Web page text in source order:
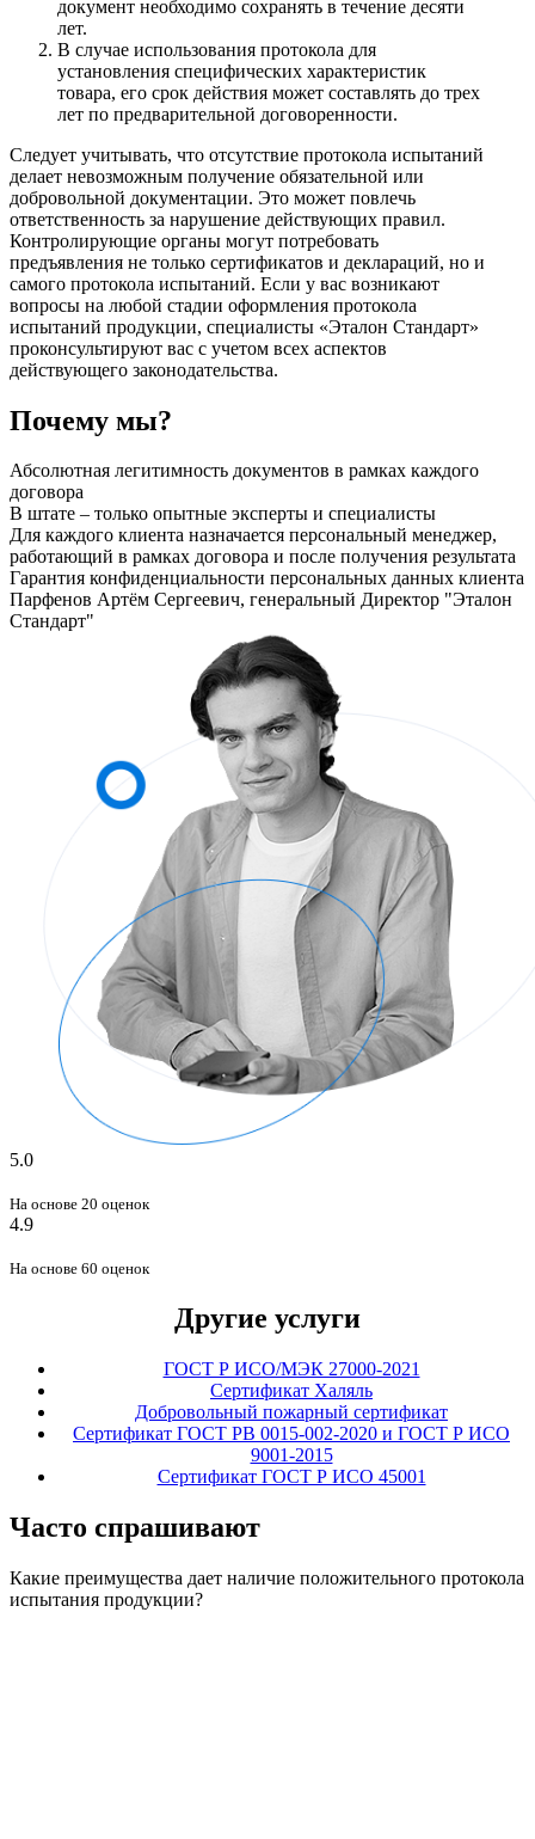
документ необходимо сохранять в течение десяти
лет.
В случае использования протокола для
установления специфических характеристик
товара, его срок действия может составлять до трех
лет по предварительной договоренности.
Следует учитывать, что отсутствие протокола испытаний
делает невозможным получение обязательной или
добровольной документации. Это может повлечь
ответственность за нарушение действующих правил.
Контролирующие органы могут потребовать
предъявления не только сертификатов и деклараций, но и
самого протокола испытаний. Если у вас возникают
вопросы на любой стадии оформления протокола
испытаний продукции, специалисты «Эталон Стандарт»
проконсультируют вас с учетом всех аспектов
действующего законодательства.
Почему мы?
Абсолютная легитимность документов в рамках каждого
договора
В штате – только опытные эксперты и специалисты
Для каждого клиента назначается персональный менеджер,
работающий в рамках договора и после получения результата
Гарантия конфиденциальности персональных данных клиента
Парфенов Артём Сергеевич, генеральный Директор "Эталон
Стандарт"
5.0
На основе 20 оценок
4.9
На основе 60 оценок
Другие услуги
ГОСТ Р ИСО/МЭК 27000-2021
Сертификат Халяль
Добровольный пожарный сертификат
Сертификат ГОСТ РВ 0015-002-2020 и ГОСТ Р ИСО
9001-2015
Сертификат ГОСТ Р ИСО 45001
Часто спрашивают
Какие преимущества дает наличие положительного протокола
испытания продукции?